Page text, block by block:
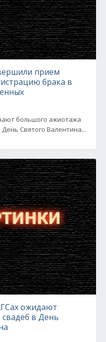
прием
брака в
большого ажиотажа
Святого Валентина...
ожидают
в День